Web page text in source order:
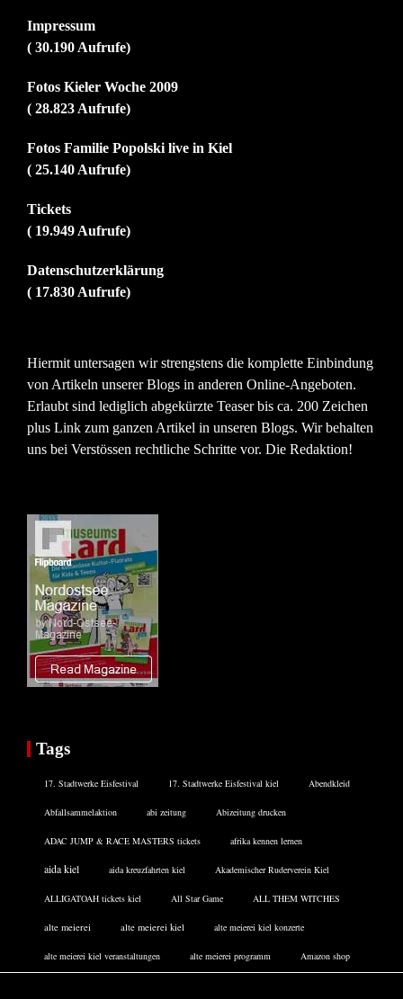
Impressum
( 30.190 Aufrufe)
Fotos Kieler Woche 2009
( 28.823 Aufrufe)
Fotos Familie Popolski live in Kiel
( 25.140 Aufrufe)
Tickets
( 19.949 Aufrufe)
Datenschutzerklärung
( 17.830 Aufrufe)
Hiermit untersagen wir strengstens die komplette Einbindung
von Artikeln unserer Blogs in anderen Online-Angeboten.
Erlaubt sind lediglich abgekürzte Teaser bis ca. 200 Zeichen
plus Link zum ganzen Artikel in unseren Blogs. Wir behalten
uns bei Verstössen rechtliche Schritte vor. Die Redaktion!
Tags
17. Stadtwerke Eisfestival 17. Stadtwerke Eisfestival kiel Abendkleid
Abfallsammelaktion abi zeitung Abizeitung drucken
ADAC JUMP & RACE MASTERS tickets afrika kennen lernen
aida kiel aida kreuzfahrten kiel Akademischer Ruderverein Kiel
ALLIGATOAH tickets kiel All Star Game ALL THEM WITCHES
alte meierei alte meierei kiel alte meierei kiel konzerte
alte meierei kiel veranstaltungen alte meierei programm Amazon shop